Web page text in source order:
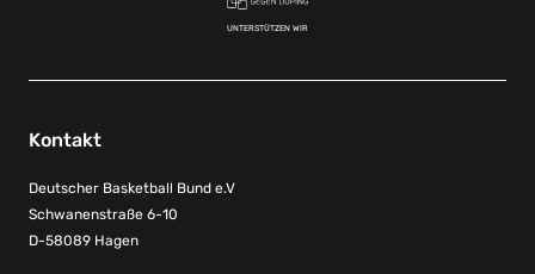
UNTERSTÜTZEN WIR
Kontakt
Deutscher Basketball Bund e.V
Schwanenstraße 6-10
D-58089 Hagen